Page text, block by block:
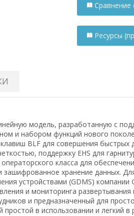
Сравнение
Ресурсы
модель, разработанную с
и набором функций нового
BLF для совершения быстрых
поддержку EHS для
класса для
хранение данных.
устройствами (GDMS)
и мониторинга
и предназначенный для
в использовании и легкий